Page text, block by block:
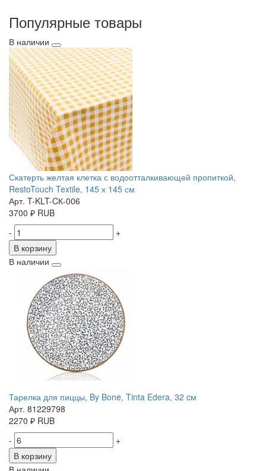
Популярные товары
В наличии
Скатерть желтая клетка с водоотталкивающей пропиткой,
RestoTouch Textile, 145 х 145 см
Арт. T-KLT-CК-006
3700 ₽ RUB
-
+
В корзину
В наличии
Тарелка для пиццы, By Bone, Tinta Edera, 32 cм
Арт. 81229798
2270 ₽ RUB
-
+
В корзину